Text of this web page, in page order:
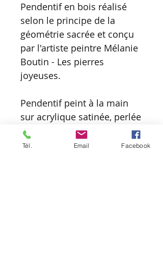
Pendentif en bois réalisé
selon le principe de la
géométrie sacrée et conçu
par l'artiste peintre Mélanie
Boutin - Les pierres
joyeuses.
Pendentif peint à la main
sur acrylique satinée, perlée
et/ou métallique selon la
technique du Dot Art
Tél. Email Facebook